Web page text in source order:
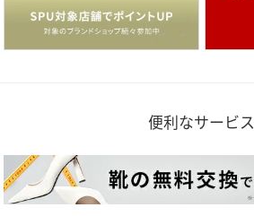
便利なサービス